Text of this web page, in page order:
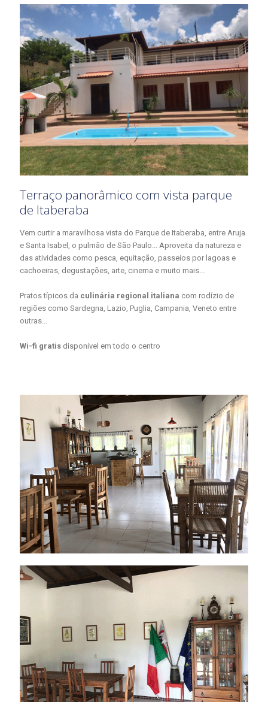
Terraço panorâmico com vista parque
de Itaberaba
Vem curtir a maravilhosa vista do Parque de Itaberaba, entre Aruja
e Santa Isabel, o pulmão de São Paulo... Aproveita da natureza e
das atividades como pesca, equitação, passeios por lagoas e
cachoeiras, degustações, arte, cinema e muito mais...
Pratos típicos da culinária regional italiana com rodízio de
regiões como Sardegna, Lazio, Puglia, Campania, Veneto entre
outras...
Wi-fi gratis disponivel em todo o centro